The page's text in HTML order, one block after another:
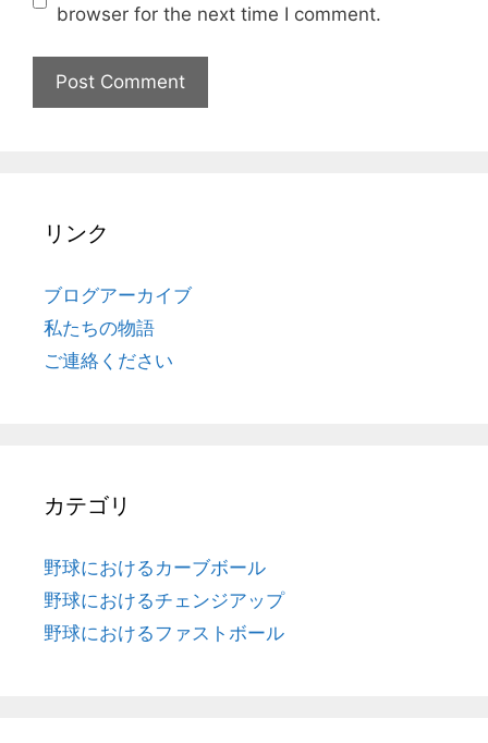
browser for the next time I comment.
リンク
ブログアーカイブ
私たちの物語
ご連絡ください
カテゴリ
野球におけるカーブボール
野球におけるチェンジアップ
野球におけるファストボール